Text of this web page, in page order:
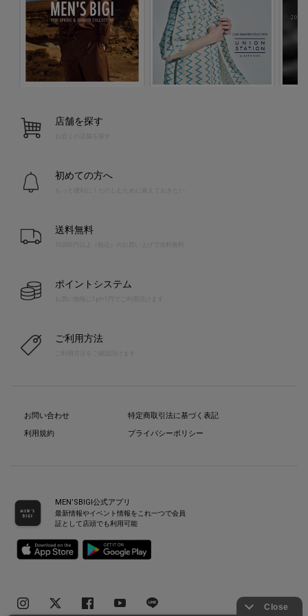
店舗を探す
お近くの店舗を探す
初めての方へ
送料無料
10,000円以上（税込）のお買い上げで送料無料
ポイントシステム
お買い物毎に1pt=1円でご利用頂けます
ご利用方法
お問い合わせ
利用規約
特定商取引法に基づく表記
プライバシーポリシー
MEN’SBIGI公式アプリ
最新情報やイベント情報をこれ一つで会員
証として店頭でも利用可能